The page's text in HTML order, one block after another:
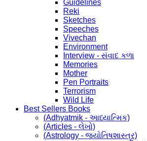
Guidelines
Reki
Sketches
Speeches
Vivechan
Environment
Interview - સંવાદ કળા
Memories
Mother
Pen Portraits
Terrorism
Wild Life
Best Sellers Books
(Adhyatmik - આધ્યાત્મિક)
(Articles - લેખો)
(Astrology - જ્યોતિષશાસ્ત્ર)